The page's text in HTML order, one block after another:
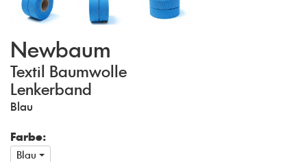
Newbaum
Textil Baumwolle
Lenkerband
Blau
Farbe:
Blau